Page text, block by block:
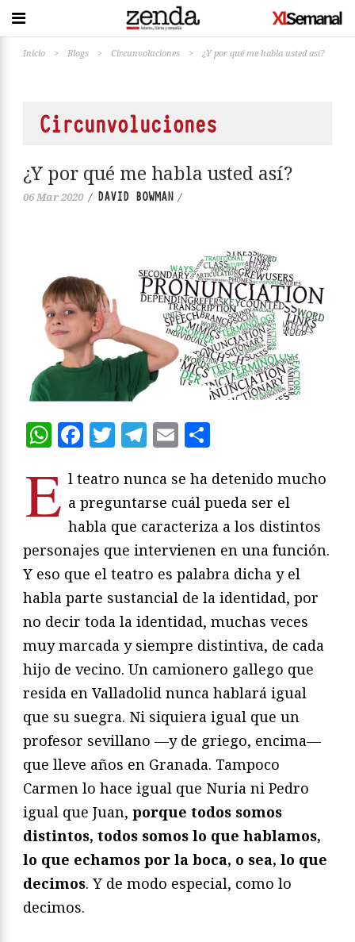
Inicio > Blogs > Circunvoluciones > ¿Y por qué me habla usted así?
Circunvoluciones
¿Y por qué me habla usted así?
06 Mar 2020 / DAVID BOWMAN /
WhatsApp
Facebook
Twitter
Telegram
Email
E l teatro nunca se ha detenido mucho
a preguntarse cuál pueda ser el
habla que caracteriza a los distintos
personajes que intervienen en una función.
Y eso que el teatro es palabra dicha y el
habla parte sustancial de la identidad, por
no decir toda la identidad, muchas veces
muy marcada y siempre distintiva, de cada
hijo de vecino. Un camionero gallego que
resida en Valladolid nunca hablará igual
que su suegra. Ni siquiera igual que un
profesor sevillano —y de griego, encima—
que lleve años en Granada. Tampoco
Carmen lo hace igual que Nuria ni Pedro
igual que Juan, porque todos somos
distintos, todos somos lo que hablamos,
lo que echamos por la boca, o sea, lo que
decimos. Y de modo especial, como lo
decimos.